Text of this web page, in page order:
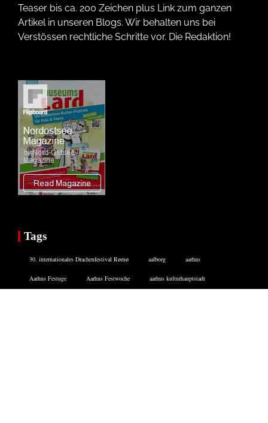
Teaser bis ca. 200 Zeichen plus Link zum ganzen
Artikel in unseren Blogs. Wir behalten uns bei
Verstössen rechtliche Schritte vor. Die Redaktion!
Tags
30. internationales Drachenfestival Rømø aalborg aarhus
Aarhus Festuge Aarhus Festwoche aarhus kulturhauptstadt